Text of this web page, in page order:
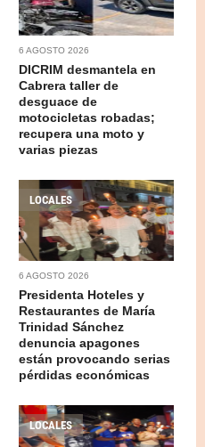
6 AGOSTO 2026
DICRIM desmantela en
Cabrera taller de
desguace de
motocicletas robadas;
recupera una moto y
varias piezas
LOCALES
6 AGOSTO 2026
Presidenta Hoteles y
Restaurantes de María
Trinidad Sánchez
denuncia apagones
están provocando serias
pérdidas económicas
LOCALES